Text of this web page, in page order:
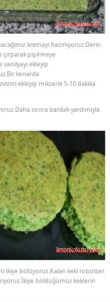
kremayı hazırlıyoruz.Derin
çırparak pişirmeye
vanilyayı ekleyip
kenarda
ekleyip mikserle 5-10 dakika
sonra bardak yardımıyla
ikiye bölüyoruz.Kalan keki robottan
böldüğümüz keklerin